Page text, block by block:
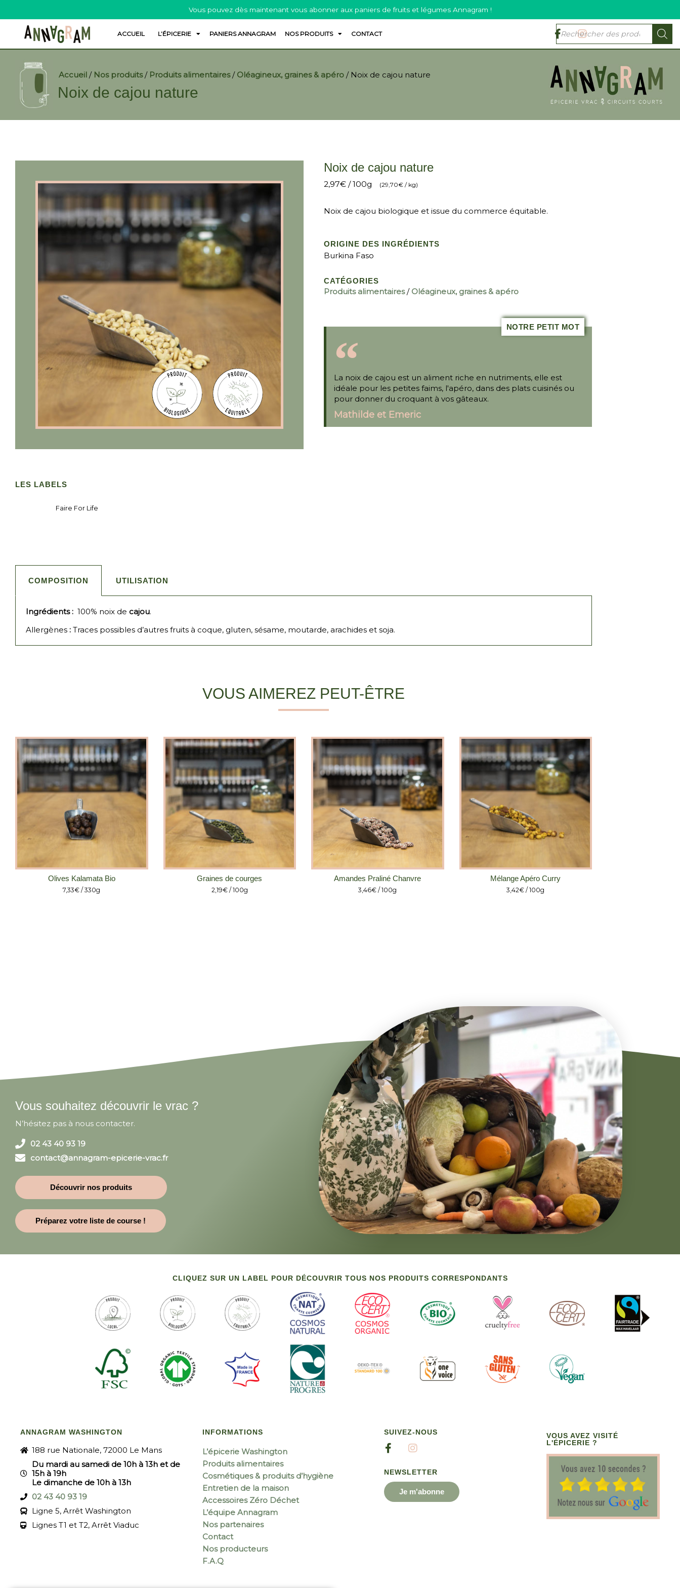
ACCUEIL L’ÉPICERIE PANIERS ANNAGRAM NOS PRODUITS CONTACT
Accueil/ Nos produits/ Produits alimentaires/ Oléagineux, graines & apéro/ Noix de cajou nature
Noix de cajou nature
LES LABELS
Faire For Life
Noix de cajou nature
2,97€ / 100g (29,70€ / kg)
Noix de cajou biologique et issue du commerce équitable.
ORIGINE DES INGRÉDIENTS
Burkina Faso
CATÉGORIES
Produits alimentaires/ Oléagineux, graines & apéro
La noix de cajou est un aliment riche en nutriments, elle est
idéale pour les petites faims, l'apéro, dans des plats cuisinés ou
pour donner du croquant à vos gâteaux.
Mathilde et Emeric
NOTRE PETIT MOT
COMPOSITION UTILISATION
Ingrédients : 100% noix de cajou.
Allergènes : Traces possibles d’autres fruits à coque, gluten, sésame, moutarde, arachides et soja.
VOUS AIMEREZ PEUT-ÊTRE
Olives Kalamata Bio
7,33€ / 330g
Graines de courges
2,19€ / 100g
Amandes Praliné Chanvre
3,46€ / 100g
Mélange Apéro Curry
3,42€ / 100g
Vous souhaitez découvrir le vrac ?
N’hésitez pas à nous contacter.
02 43 40 93 19
contact@annagram-epicerie-vrac.fr
Découvrir nos produits
Préparez votre liste de course !
CLIQUEZ SUR UN LABEL POUR DÉCOUVRIR TOUS NOS PRODUITS CORRESPONDANTS
ANNAGRAM WASHINGTON
188 rue Nationale, 72000 Le Mans
Du mardi au samedi de 10h à 13h et de
15h à 19h
Le dimanche de 10h à 13h
02 43 40 93 19
Ligne 5, Arrêt Washington
Lignes T1 et T2, Arrêt Viaduc
INFORMATIONS
L’épicerie Washington
Produits alimentaires
Cosmétiques & produits d’hygiène
Entretien de la maison
Accessoires Zéro Déchet
L’équipe Annagram
Nos partenaires
Contact
Nos producteurs
F.A.Q
SUIVEZ-NOUS
NEWSLETTER
Je m'abonne
VOUS AVEZ VISITÉ
L'ÉPICERIE ?
Vous pouvez dès maintenant vous abonner aux paniers de fruits et légumes Annagram !